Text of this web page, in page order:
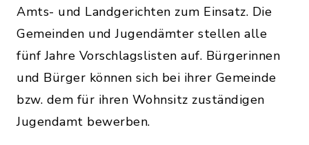
Amts- und Landgerichten zum Einsatz. Die
Gemeinden und Jugendämter stellen alle
fünf Jahre Vorschlagslisten auf. Bürgerinnen
und Bürger können sich bei ihrer Gemeinde
bzw. dem für ihren Wohnsitz zuständigen
Jugendamt bewerben.